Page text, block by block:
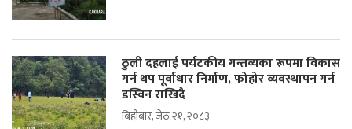
ठुली दहलाई पर्यटकीय गन्तव्यका रूपमा विकास
गर्न थप पूर्वाधार निर्माण, फोहोर व्यवस्थापन गर्न
डस्विन राखिदै
बिहीबार, जेठ २१, २०८३